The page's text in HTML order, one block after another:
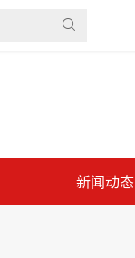

新闻动态